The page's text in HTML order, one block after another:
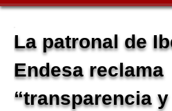
La patronal de
Endesa reclama
“transparencia